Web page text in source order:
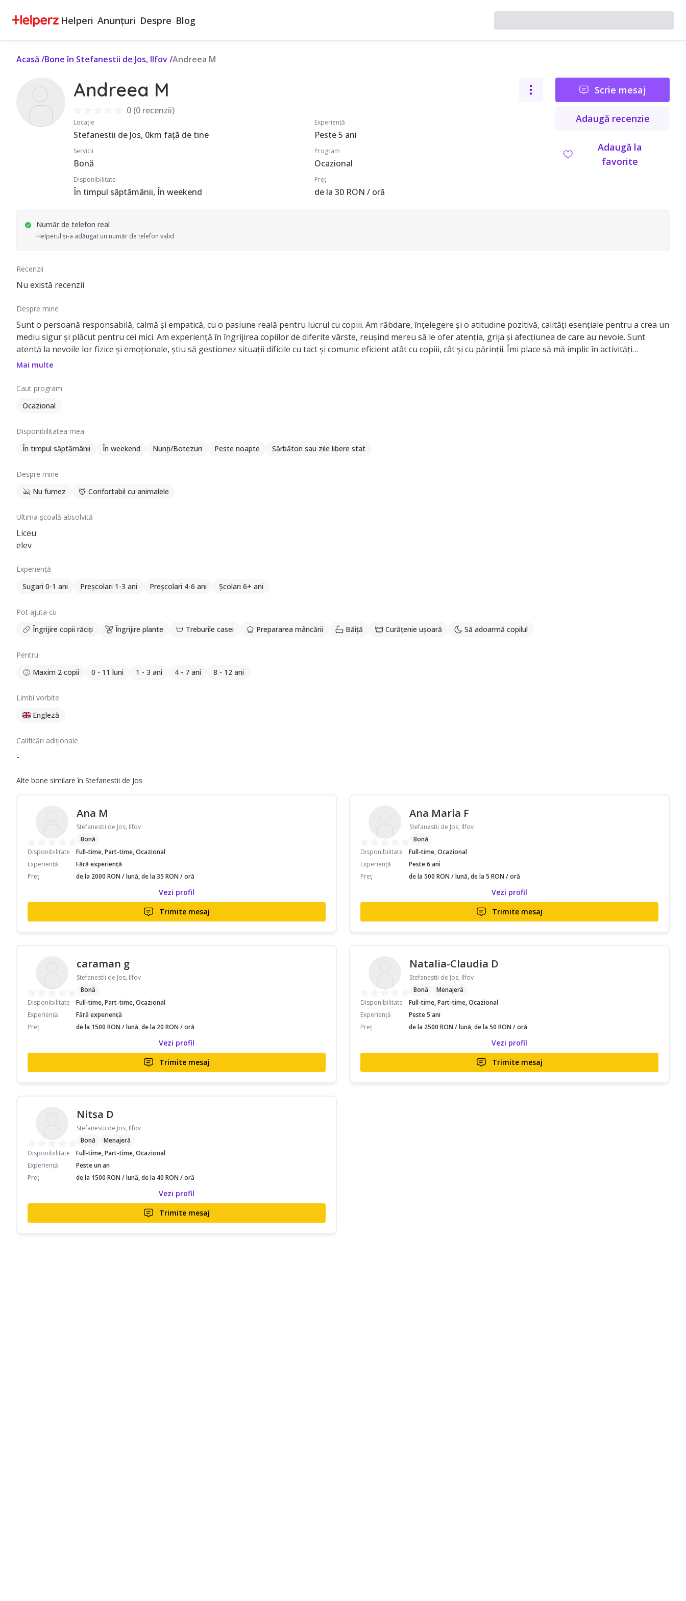
Helperi Anunțuri Despre Blog
Acasă /Bone în Stefanestii de Jos, Ilfov/Andreea M
Andreea M
0(0 recenzii)
Locație
Stefanestii de Jos, 0km față de tine
Experiență
Peste 5 ani
Servicii
Bonă
Program
Ocazional
Disponibilitate
În timpul săptămânii, În weekend
Preț
de la 30 RON / oră
Scrie mesaj
Adaugă recenzie
Adaugă la
favorite
Număr de telefon real
Helperul și-a adăugat un număr de telefon valid
Recenzii
Nu există recenzii
Despre mine
Sunt o persoană responsabilă, calmă și empatică, cu o pasiune reală pentru lucrul cu copiii. Am răbdare, înțelegere și o atitudine pozitivă, calități esențiale pentru a crea un
mediu sigur și plăcut pentru cei mici. Am experiență în îngrijirea copiilor de diferite vârste, reușind mereu să le ofer atenția, grija și afecțiunea de care au nevoie. Sunt
atentă la nevoile lor fizice și emoționale, știu să gestionez situații dificile cu tact și comunic eficient atât cu copiii, cât și cu părinții. Îmi place să mă implic în activități
educative și recreative, care să sprijine dezvoltarea armonioasă a copiilor. Sunt punctuală, de încredere și pot lucra atât full-time, cât și part-time, în funcție de nevoile
Mai multe
Caut program
Ocazional
Disponibilitatea mea
În timpul săptămânii
În weekend Nunți/Botezuri Peste noapte Sărbători sau zile libere stat
Despre mine
Nu fumez
Confortabil cu animalele
Ultima școală absolvită
Liceu
elev
Experiență
Sugari 0-1 ani
Preșcolari 1-3 ani Preșcolari 4-6 ani Școlari 6+ ani
Pot ajuta cu
Îngrijire copii răciți
Îngrijire plante Treburile casei Prepararea mâncării Băiță Curățenie ușoară Să adoarmă copilul
Pentru
Maxim 2 copii
0 - 11 luni 1 - 3 ani 4 - 7 ani 8 - 12 ani
Limbi vorbite
Engleză
Calificări adiționale
-
Alte bone similare în Stefanestii de Jos
Ana M
Stefanestii de Jos, Ilfov
Bonă
Disponibilitate
Full-time, Part-time, Ocazional
Experiență
Fără experiență
Preț
de la 2000 RON / lună, de la 35 RON / oră
Vezi profil
Trimite mesaj
Ana Maria F
Stefanestii de Jos, Ilfov
Bonă
Disponibilitate
Full-time, Ocazional
Experiență
Peste 6 ani
Preț
de la 500 RON / lună, de la 5 RON / oră
Vezi profil
Trimite mesaj
caraman g
Stefanestii de Jos, Ilfov
Bonă
Disponibilitate
Full-time, Part-time, Ocazional
Experiență
Fără experiență
Preț
de la 1500 RON / lună, de la 20 RON / oră
Vezi profil
Trimite mesaj
Natalia-Claudia D
Stefanestii de Jos, Ilfov
Bonă
Menajeră
Disponibilitate
Full-time, Part-time, Ocazional
Experiență
Peste 5 ani
Preț
de la 2500 RON / lună, de la 50 RON / oră
Vezi profil
Trimite mesaj
Nitsa D
Stefanestii de Jos, Ilfov
Bonă
Menajeră
Disponibilitate
Full-time, Part-time, Ocazional
Experiență
Peste un an
Preț
de la 1500 RON / lună, de la 40 RON / oră
Vezi profil
Trimite mesaj